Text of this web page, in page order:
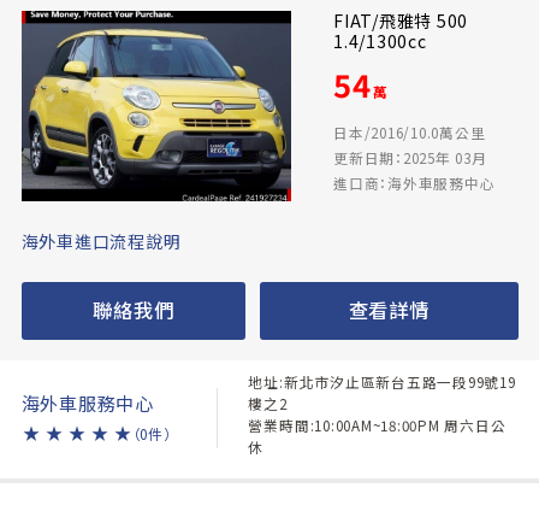
FIAT/飛雅特 500
1.4/1300cc
54萬
日本/2016/10.0萬公里
更新日期：2025年 03月
進口商：海外車服務中心
海外車進口流程說明
聯絡我們 查看詳情
海外車服務中心
★ ★ ★ ★ ★ （0件）
地址:新北市汐止區新台五路一段99號19
樓之2
營業時間:10:00AM~18:00PM 周六日公
休